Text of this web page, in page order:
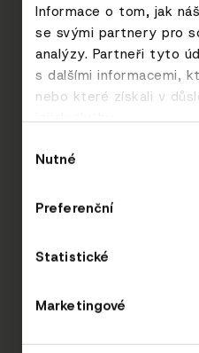
Informace o tom, jak
se svými partnery pro
analýzy. Partneři tyto
s dalšími informacemi,
nebo které získali v
jejich služby.
souhlasu
Nutné
Preferenční
Statistické
Marketingové